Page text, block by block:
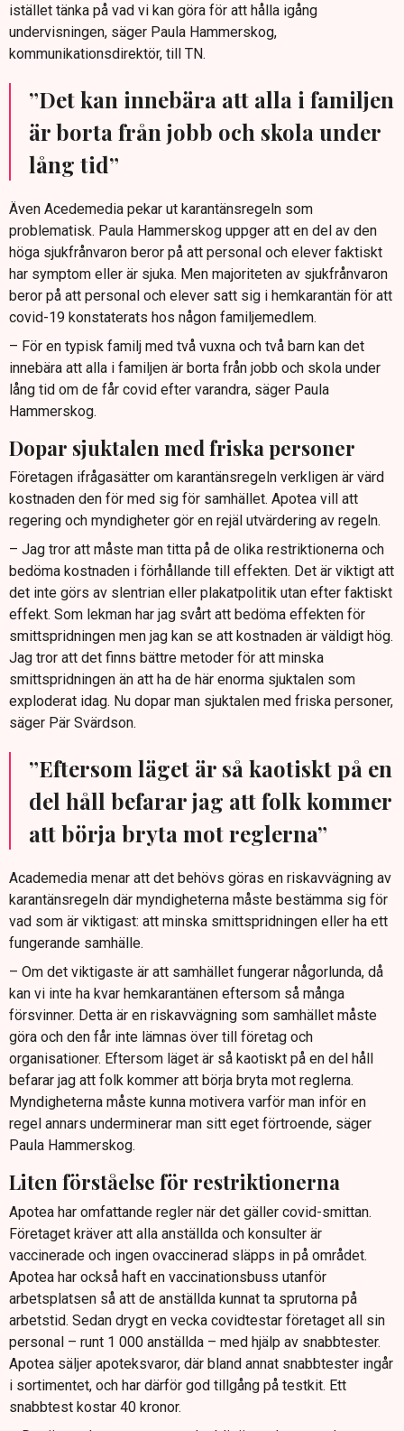
istället tänka på vad vi kan göra för att hålla igång
undervisningen, säger Paula Hammerskog,
kommunikationsdirektör, till TN.
”Det kan innebära att alla i familjen
är borta från jobb och skola under
lång tid”
Även Acedemedia pekar ut karantänsregeln som
problematisk. Paula Hammerskog uppger att en del av den
höga sjukfrånvaron beror på att personal och elever faktiskt
har symptom eller är sjuka. Men majoriteten av sjukfrånvaron
beror på att personal och elever satt sig i hemkarantän för att
covid-19 konstaterats hos någon familjemedlem.
– För en typisk familj med två vuxna och två barn kan det
innebära att alla i familjen är borta från jobb och skola under
lång tid om de får covid efter varandra, säger Paula
Hammerskog.
Dopar sjuktalen med friska personer
Företagen ifrågasätter om karantänsregeln verkligen är värd
kostnaden den för med sig för samhället. Apotea vill att
regering och myndigheter gör en rejäl utvärdering av regeln.
– Jag tror att måste man titta på de olika restriktionerna och
bedöma kostnaden i förhållande till effekten. Det är viktigt att
det inte görs av slentrian eller plakatpolitik utan efter faktiskt
effekt. Som lekman har jag svårt att bedöma effekten för
smittspridningen men jag kan se att kostnaden är väldigt hög.
Jag tror att det finns bättre metoder för att minska
smittspridningen än att ha de här enorma sjuktalen som
exploderat idag. Nu dopar man sjuktalen med friska personer,
säger Pär Svärdson.
”Eftersom läget är så kaotiskt på en
del håll befarar jag att folk kommer
att börja bryta mot reglerna”
Academedia menar att det behövs göras en riskavvägning av
karantänsregeln där myndigheterna måste bestämma sig för
vad som är viktigast: att minska smittspridningen eller ha ett
fungerande samhälle.
– Om det viktigaste är att samhället fungerar någorlunda, då
kan vi inte ha kvar hemkarantänen eftersom så många
försvinner. Detta är en riskavvägning som samhället måste
göra och den får inte lämnas över till företag och
organisationer. Eftersom läget är så kaotiskt på en del håll
befarar jag att folk kommer att börja bryta mot reglerna.
Myndigheterna måste kunna motivera varför man inför en
regel annars underminerar man sitt eget förtroende, säger
Paula Hammerskog.
Liten förståelse för restriktionerna
Apotea har omfattande regler när det gäller covid-smittan.
Företaget kräver att alla anställda och konsulter är
vaccinerade och ingen ovaccinerad släpps in på området.
Apotea har också haft en vaccinationsbuss utanför
arbetsplatsen så att de anställda kunnat ta sprutorna på
arbetstid. Sedan drygt en vecka covidtestar företaget all sin
personal – runt 1 000 anställda – med hjälp av snabbtester.
Apotea säljer apoteksvaror, där bland annat snabbtester ingår
i sortimentet, och har därför god tillgång på testkit. Ett
snabbtest kostar 40 kronor.